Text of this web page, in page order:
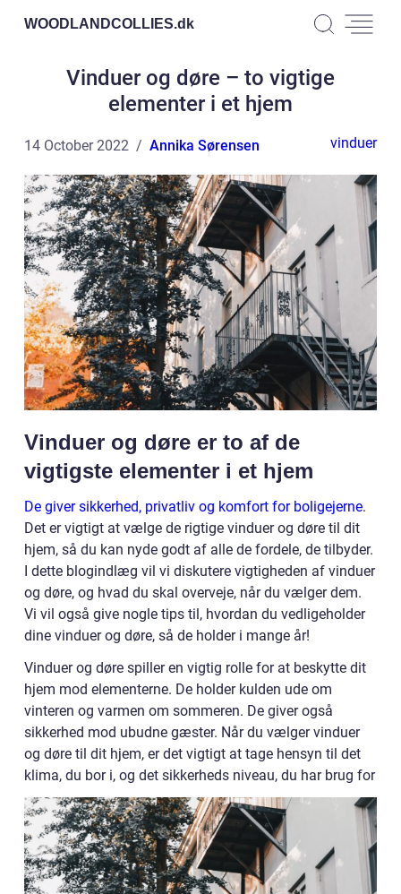
WOODLANDCOLLIES.dk
Vinduer og døre – to vigtige
elementer i et hjem
14 October 2022 Annika Sørensen vinduer
Vinduer og døre er to af de
vigtigste elementer i et hjem
De giver sikkerhed, privatliv og komfort for boligejerne.
Det er vigtigt at vælge de rigtige vinduer og døre til dit
hjem, så du kan nyde godt af alle de fordele, de tilbyder.
I dette blogindlæg vil vi diskutere vigtigheden af vinduer
og døre, og hvad du skal overveje, når du vælger dem.
Vi vil også give nogle tips til, hvordan du vedligeholder
dine vinduer og døre, så de holder i mange år!
Vinduer og døre spiller en vigtig rolle for at beskytte dit
hjem mod elementerne. De holder kulden ude om
vinteren og varmen om sommeren. De giver også
sikkerhed mod ubudne gæster. Når du vælger vinduer
og døre til dit hjem, er det vigtigt at tage hensyn til det
klima, du bor i, og det sikkerheds niveau, du har brug for